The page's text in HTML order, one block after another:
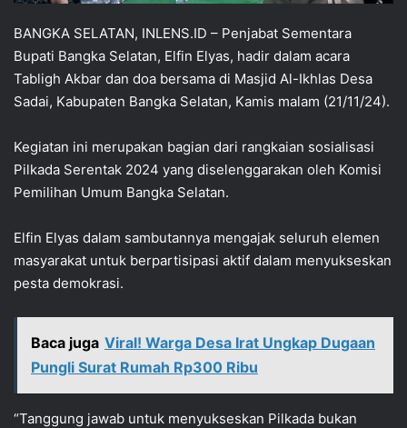
BANGKA SELATAN, INLENS.ID – Penjabat Sementara
Bupati Bangka Selatan, Elfin Elyas, hadir dalam acara
Tabligh Akbar dan doa bersama di Masjid Al-Ikhlas Desa
Sadai, Kabupaten Bangka Selatan, Kamis malam (21/11/24).
Kegiatan ini merupakan bagian dari rangkaian sosialisasi
Pilkada Serentak 2024 yang diselenggarakan oleh Komisi
Pemilihan Umum Bangka Selatan.
Elfin Elyas dalam sambutannya mengajak seluruh elemen
masyarakat untuk berpartisipasi aktif dalam menyukseskan
pesta demokrasi.
Baca juga Viral! Warga Desa Irat Ungkap Dugaan
Pungli Surat Rumah Rp300 Ribu
“Tanggung jawab untuk menyukseskan Pilkada bukan